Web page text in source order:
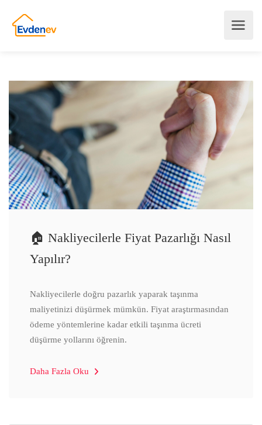
🏠 Nakliyecilerle Fiyat Pazarlığı Nasıl
Yapılır?
Nakliyecilerle doğru pazarlık yaparak taşınma
maliyetinizi düşürmek mümkün. Fiyat araştırmasından
ödeme yöntemlerine kadar etkili taşınma ücreti
düşürme yollarını öğrenin.
Daha Fazla Oku